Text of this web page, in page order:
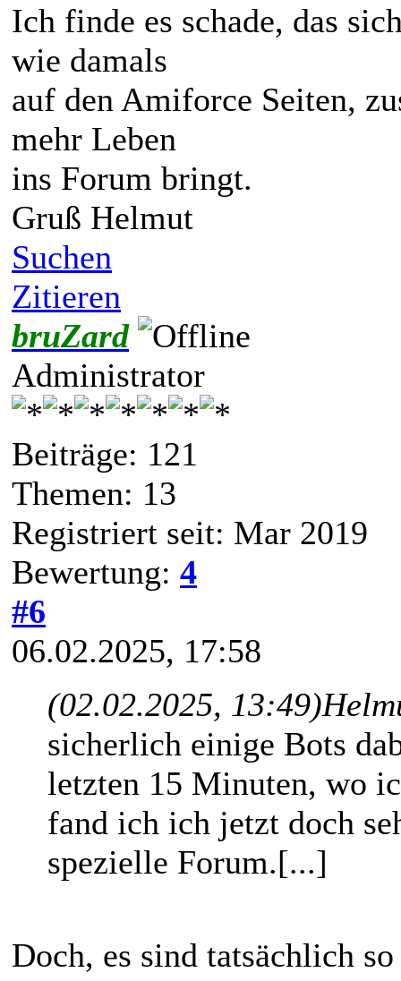
Ich finde es schade, das
wie damals
auf den Amiforce Seiten,
mehr Leben
ins Forum bringt.
Gruß Helmut
Suchen
Zitieren
bruZard
Administrator
Beiträge: 121
Themen: 13
Registriert seit: Mar 2019
Bewertung: 4
#6
06.02.2025, 17:58
(02.02.2025, 13:49)
sicherlich einige Bots
letzten 15 Minuten, wo
fand ich ich jetzt doch
spezielle Forum.[...]
Doch, es sind tatsächlich